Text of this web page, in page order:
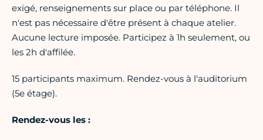
exigé, renseignements sur place ou par téléphone. Il
n'est pas nécessaire d'être présent à chaque atelier.
Aucune lecture imposée. Participez à 1h seulement, ou
les 2h d'affilée.
15 participants maximum. Rendez-vous à l'auditorium
(5e étage).
Rendez-vous les :